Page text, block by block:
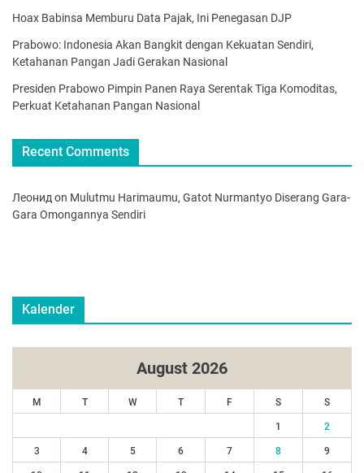
Hoax Babinsa Memburu Data Pajak, Ini Penegasan DJP
Prabowo: Indonesia Akan Bangkit dengan Kekuatan Sendiri,
Ketahanan Pangan Jadi Gerakan Nasional
Presiden Prabowo Pimpin Panen Raya Serentak Tiga Komoditas,
Perkuat Ketahanan Pangan Nasional
Recent Comments
Леонид on Mulutmu Harimaumu, Gatot Nurmantyo Diserang Gara-
Gara Omongannya Sendiri
Kalender
August 2026
M T W T F S S
1 2
3 4 5 6 7 8 9